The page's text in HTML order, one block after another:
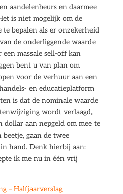
aandelenbeurs en daarmee
is niet mogelijk om de
bepalen als er onzekerheid
de onderliggende waarde
massale sell-off kan
bent u van plan om
voor de verhuur aan een
en educatieplatform
is dat de nominale waarde
wordt verlaagd,
dollar aan nepgeld om mee te
beetje, gaan de twee
hand. Denk hierbij aan:
ik me nu in één vrij
– Halfjaarverslag